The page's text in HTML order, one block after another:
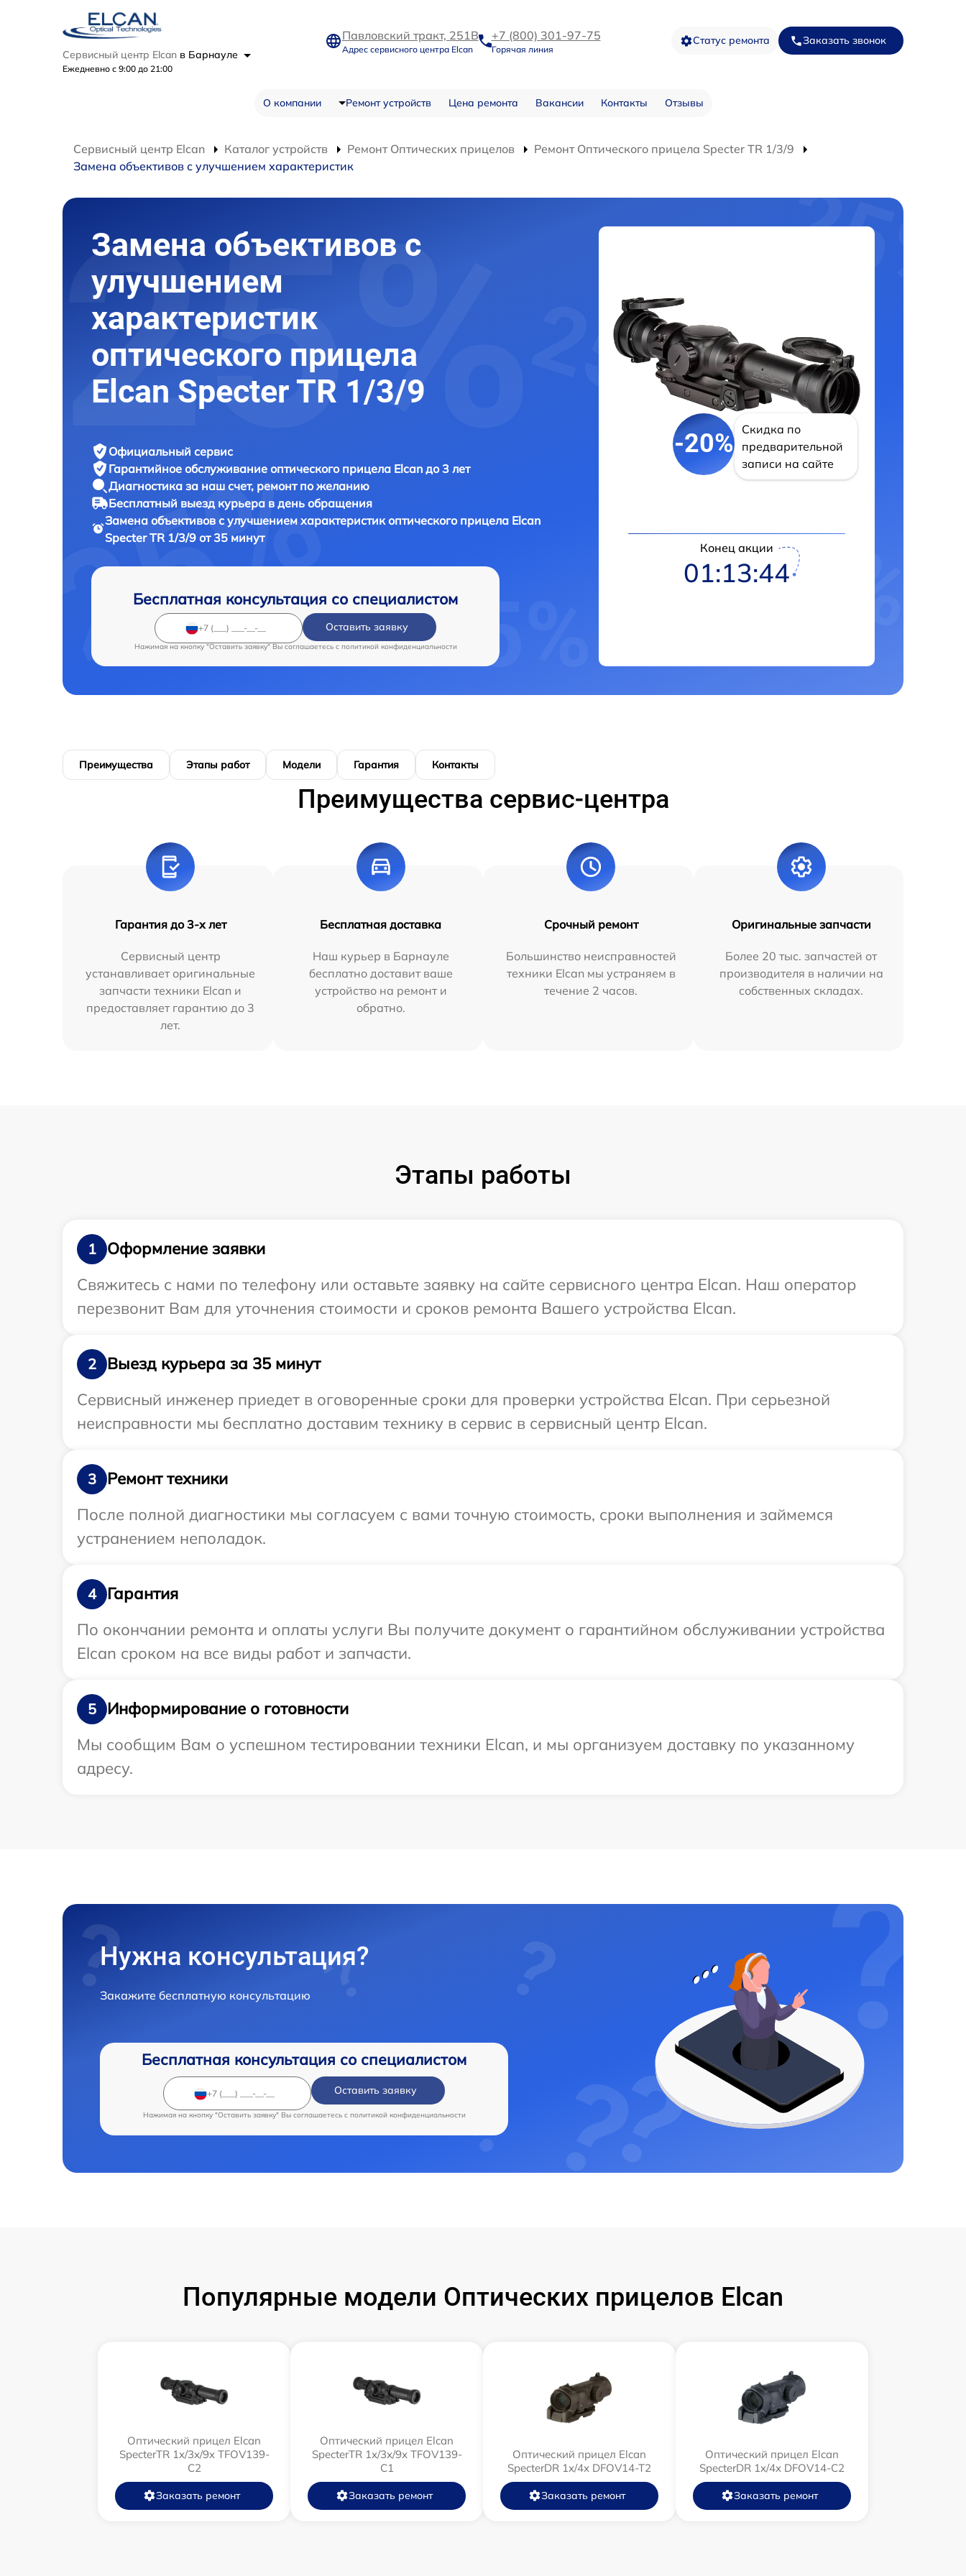
Сервисный центр Elcan в Барнауле
Ежедневно с 9:00 до 21:00
Павловский тракт, 251В
Адрес сервисного центра Elcan
+7 (800) 301-97-75
Горячая линия
Статус ремонта Заказать звонок
О компании Ремонт устройств Цена ремонта Вакансии Контакты Отзывы
Сервисный центр Elcan Каталог устройств Ремонт Оптических прицелов
Ремонт Оптического прицела Specter TR 1/3/9
Замена объективов с улучшением характеристик
Замена объективов с
улучшением
характеристик
оптического прицела
Elcan Specter TR 1/3/9
Официальный сервис
Гарантийное обслуживание оптического прицела Elcan до 3 лет
Диагностика за наш счет, ремонт по желанию
Бесплатный выезд курьера в день обращения
Замена объективов с улучшением характеристик оптического прицела Elcan
Specter TR 1/3/9 от 35 минут
Бесплатная консультация со специалистом
Оставить заявку
Нажимая на кнопку "Оставить заявку" Вы соглашаетесь c политикой конфиденциальности
-20%
Скидка по
предварительной
записи на сайте
Конец акции
01:13:43
Преимущества Этапы работ Модели Гарантия Контакты
Преимущества сервис-центра
Гарантия до 3-х лет
Сервисный центр
устанавливает оригинальные
запчасти техники Elcan и
предоставляет гарантию до 3
лет.
Бесплатная доставка
Наш курьер в Барнауле
бесплатно доставит ваше
устройство на ремонт и
обратно.
Срочный ремонт
Большинство неисправностей
техники Elcan мы устраняем в
течение 2 часов.
Оригинальные запчасти
Более 20 тыс. запчастей от
производителя в наличии на
собственных складах.
Этапы работы
1
Оформление заявки
Свяжитесь с нами по телефону или оставьте заявку на сайте сервисного центра Elcan. Наш оператор
перезвонит Вам для уточнения стоимости и сроков ремонта Вашего устройства Elcan.
2
Выезд курьера за 35 минут
Сервисный инженер приедет в оговоренные сроки для проверки устройства Elcan. При серьезной
неисправности мы бесплатно доставим технику в сервис в сервисный центр Elcan.
3
Ремонт техники
После полной диагностики мы согласуем с вами точную стоимость, сроки выполнения и займемся
устранением неполадок.
4
Гарантия
По окончании ремонта и оплаты услуги Вы получите документ о гарантийном обслуживании устройства
Elcan сроком на все виды работ и запчасти.
5
Информирование о готовности
Мы сообщим Вам о успешном тестировании техники Elcan, и мы организуем доставку по указанному
адресу.
Нужна консультация?
Закажите бесплатную консультацию
Бесплатная консультация со специалистом
Оставить заявку
Нажимая на кнопку "Оставить заявку" Вы соглашаетесь c политикой конфиденциальности
Популярные модели Оптических прицелов Elcan
Оптический прицел Elcan
SpecterTR 1x/3x/9x TFOV139-
C2
Заказать ремонт
Оптический прицел Elcan
SpecterTR 1x/3x/9x TFOV139-
C1
Заказать ремонт
Оптический прицел Elcan
SpecterDR 1x/4x DFOV14-T2
Заказать ремонт
Оптический прицел Elcan
SpecterDR 1x/4x DFOV14-C2
Заказать ремонт